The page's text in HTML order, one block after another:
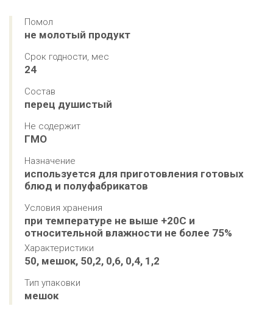
Помол
не молотый продукт
Срок годности, мес
24
Состав
перец душистый
Не содержит
ГМО
Назначение
используется для приготовления готовых
блюд и полуфабрикатов
Условия хранения
при температуре не выше +20С и
относительной влажности не более 75%
Характеристики
50, мешок, 50,2, 0,6, 0,4, 1,2
Тип упаковки
мешок